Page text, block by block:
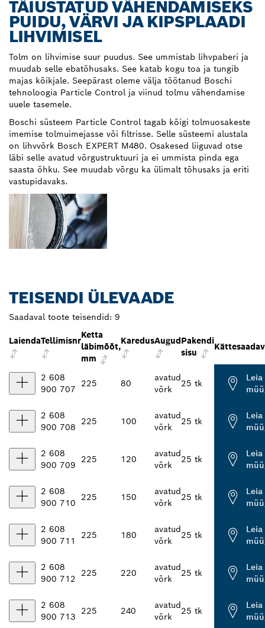
TÄIUSTATUD VÄHENDAMISEKS
PUIDU, VÄRVI JA KIPSPLAADI
LIHVIMISEL
Tolm on lihvimise suur puudus. See ummistab lihvpaberi ja
muudab selle ebatõhusaks. See katab kogu toa ja tungib
majas kõikjale. Seepärast oleme välja töötanud Boschi
tehnoloogia Particle Control ja viinud tolmu vähendamise
uuele tasemele.
Boschi süsteem Particle Control tagab kõigi tolmuosakeste
imemise tolmuimejasse või filtrisse. Selle süsteemi alustala
on lihvvõrk Bosch EXPERT M480. Osakesed liiguvad otse
läbi selle avatud võrgustruktuuri ja ei ummista pinda ega
saasta õhku. See muudab võrgu ka ülimalt tõhusaks ja eriti
vastupidavaks.
TEISENDI ÜLEVAADE
Saadaval toote teisendid: 9
LaiendaTellimisnr
Ketta
läbimõõt,
mm
KaredusAugudPakendi
sisu
2 608
900 707
225 80
avatud
võrk
25 tk
Leia
2 608
900 708
225 100
avatud
võrk
25 tk
Leia
2 608
900 709
225 120
avatud
võrk
25 tk
Leia
2 608
900 710
225 150
avatud
võrk
25 tk
Leia
2 608
900 711
225 180
avatud
võrk
25 tk
Leia
2 608
900 712
225 220
avatud
võrk
25 tk
Leia
2 608
900 713
225 240
avatud
võrk
25 tk
Leia